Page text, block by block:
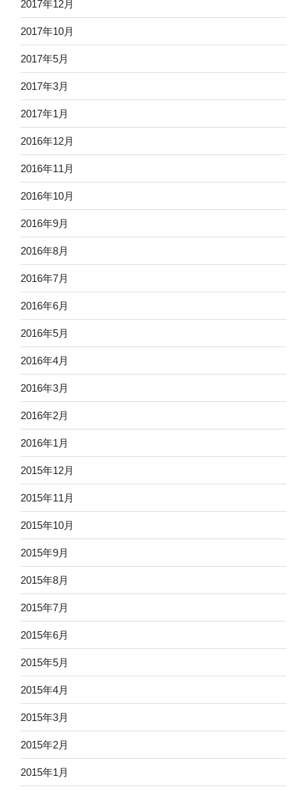
2017年12月
2017年10月
2017年5月
2017年3月
2017年1月
2016年12月
2016年11月
2016年10月
2016年9月
2016年8月
2016年7月
2016年6月
2016年5月
2016年4月
2016年3月
2016年2月
2016年1月
2015年12月
2015年11月
2015年10月
2015年9月
2015年8月
2015年7月
2015年6月
2015年5月
2015年4月
2015年3月
2015年2月
2015年1月